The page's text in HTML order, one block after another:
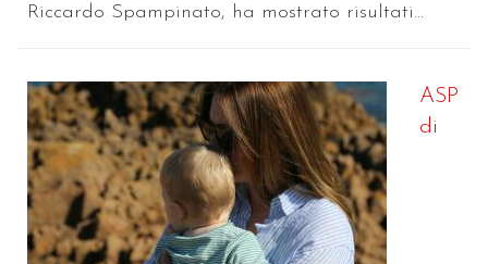
Riccardo Spampinato, ha mostrato risultati...
ASP
di